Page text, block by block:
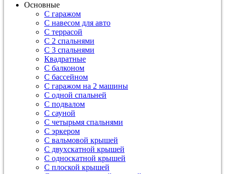
Основные
С гаражом
С навесом для авто
С террасой
С 2 спальнями
С 3 спальнями
Квадратные
С балконом
С бассейном
С гаражом на 2 машины
С одной спальней
С подвалом
С сауной
С четырьмя спальнями
С эркером
С вальмовой крышей
С двухскатной крышей
С односкатной крышей
С плоской крышей